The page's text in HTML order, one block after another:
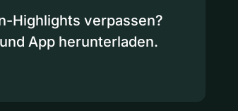
Highlights verpassen?
App herunterladen.